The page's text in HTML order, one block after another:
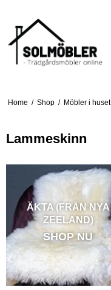
Home / Shop / Möbler i huset
Lammeskinn
ÄKTA (FRÅN NYA
ZEELAND)
SHOP NU